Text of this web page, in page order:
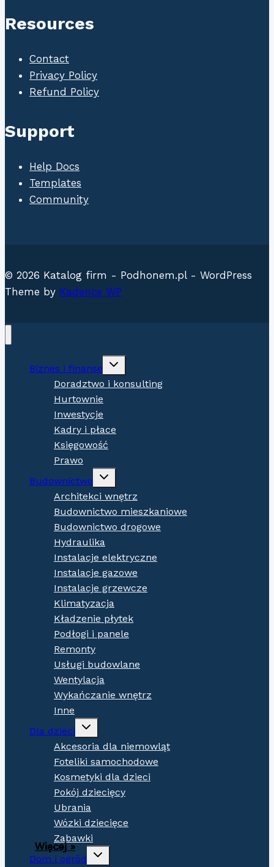
Więcej »
Więcej »
Więcej »
Więcej »
Więcej »
Więcej »
Więcej »
Więcej »
Więcej »
Więcej »
Więcej »
Więcej »
Więcej »
Więcej »
Więcej »
Więcej »
Resources
Contact
Privacy Policy
Refund Policy
Support
Help Docs
Templates
Community
© 2026 Katalog firm - Podhonem.pl - WordPress
Theme by Kadence WP
Biznes i finanse
Expand
menu
Doradztwo i konsulting
Hurtownie
Inwestycje
Kadry i płace
Księgowość
Prawo
Budownictwo
Expand
menu
Architekci wnętrz
Budownictwo mieszkaniowe
Budownictwo drogowe
Hydraulika
Instalacje elektryczne
Instalacje gazowe
Instalacje grzewcze
Klimatyzacja
Kładzenie płytek
Podłogi i panele
Remonty
Usługi budowlane
Wentylacja
Wykańczanie wnętrz
Inne
Dla dzieci
Expand
menu
Akcesoria dla niemowląt
Foteliki samochodowe
Kosmetyki dla dzieci
Pokój dziecięcy
Ubrania
Wózki dziecięce
Zabawki
Dom i ogród
Expand